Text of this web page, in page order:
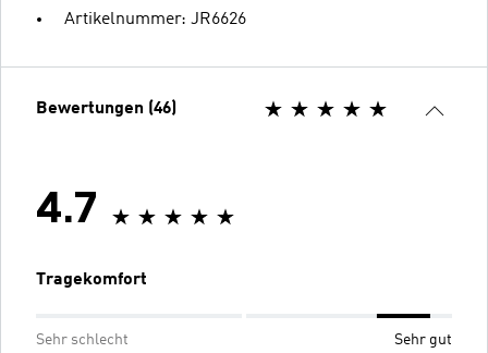
Artikelnummer: JR6626
Bewertungen (46)
4.7
Tragekomfort
Sehr schlecht Sehr gut